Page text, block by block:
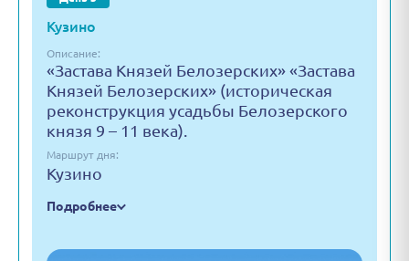
Кузино
Описание:
«Застава Князей Белозерских» «Застава
Князей Белозерских» (историческая
реконструкция усадьбы Белозерского
князя 9 – 11 века).
Маршрут дня:
Кузино
Подробнее